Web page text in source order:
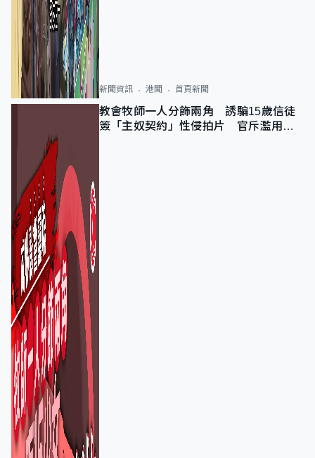
新聞資訊 港聞 首頁新聞
教會牧師一人分飾兩角 誘騙15歲信徒
簽「主奴契約」性侵拍片 官斥濫用教